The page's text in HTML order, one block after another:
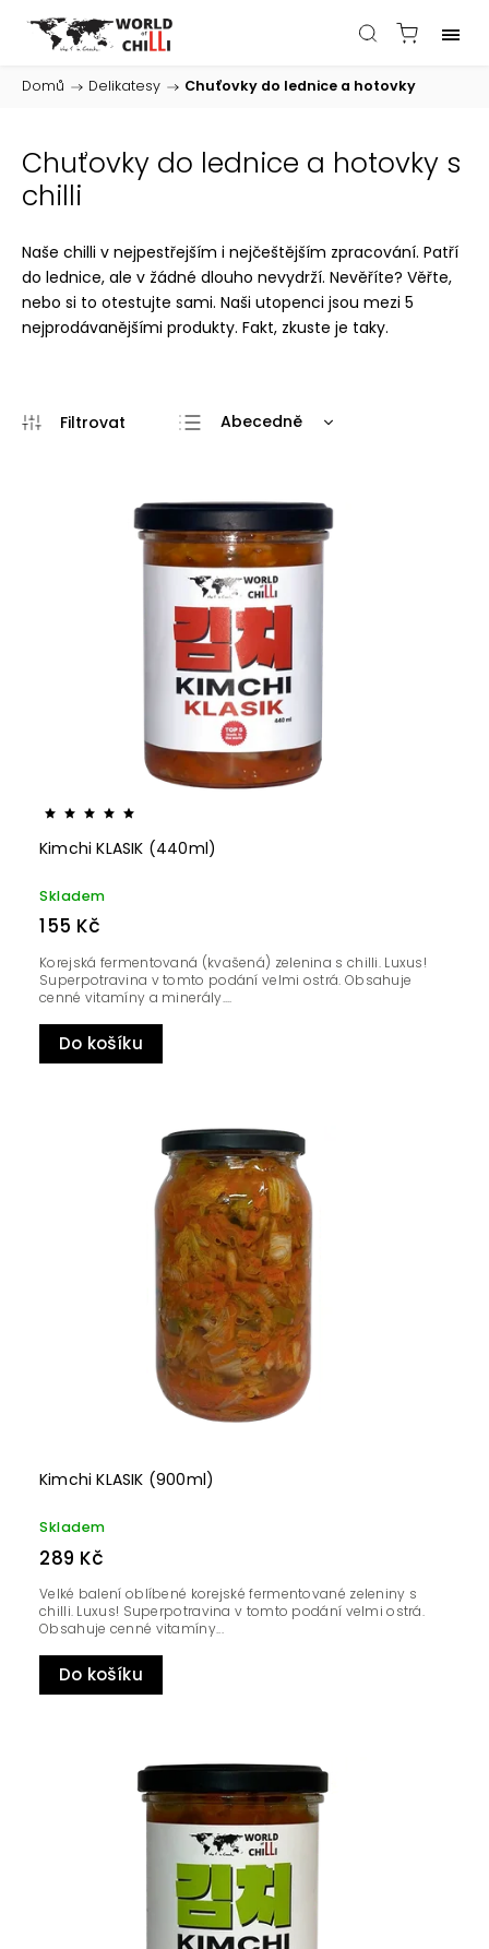
Domů / Delikatesy / Chuťovky do lednice a hotovky
Chuťovky do lednice a hotovky s
chilli
Naše chilli v nejpestřejším i nejčeštějším zpracování. Patří
do lednice, ale v žádné dlouho nevydrží. Nevěříte? Věřte,
nebo si to otestujte sami. Naši utopenci jsou mezi 5
nejprodávanějšími produkty. Fakt, zkuste je taky.
Nejdražší
Nejprodávanější
Abecedně
Kimchi KLASIK (440ml)
Skladem
155 Kč
Do košíku
Korejská fermentovaná (kvašená) zelenina s chilli. Luxus!
Superpotravina v tomto podání velmi ostrá. Obsahuje
cenné vitamíny a minerály....
Kimchi KLASIK (900ml)
Skladem
289 Kč
Do košíku
Velké balení oblíbené korejské fermentované zeleniny s
chilli. Luxus! Superpotravina v tomto podání velmi ostrá.
Obsahuje cenné vitamíny...